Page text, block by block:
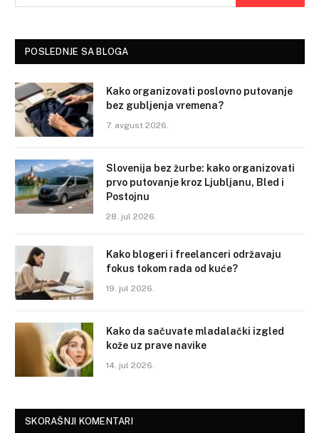
POSLEDNJE SA BLOGA
Kako organizovati poslovno putovanje
bez gubljenja vremena?
7. avgust 2026.
Slovenija bez žurbe: kako organizovati
prvo putovanje kroz Ljubljanu, Bled i
Postojnu
28. jul 2026.
Kako blogeri i freelanceri održavaju
fokus tokom rada od kuće?
19. jul 2026.
Kako da sačuvate mladalački izgled
kože uz prave navike
14. jul 2026.
SKORAŠNJI KOMENTARI